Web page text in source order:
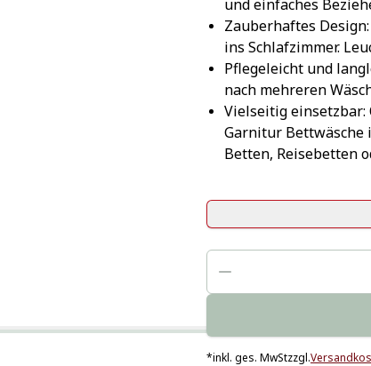
und einfaches
Zauberhaftes
ins Schlafzimmer.
Pflegeleicht und
nach mehreren
Vielseitig einsetzbar:
Garnitur Bettwäsche
Betten, Reisebetten
*inkl. ges. MwStzzgl.